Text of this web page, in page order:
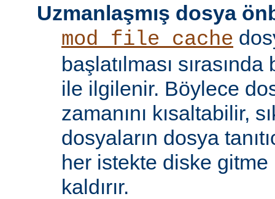
Uzmanlaşmış dosya
mod_file_cache
başlatılması
ile ilgilenir. Böylece
zamanını kısaltabilir,
dosyaların dosya
her istekte diske gitme
kaldırır.